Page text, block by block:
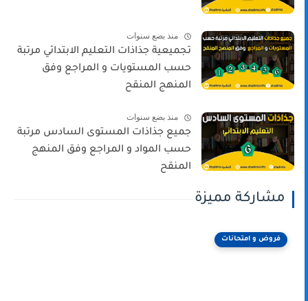
منذ بضع سنوات
تجميعية جذاذات التعليم الابتدائي مرتبة
حسب المستويات و المراجع وفق
المنهج المنقح
منذ بضع سنوات
جميع جذاذات المستوى السادس مرتبة
حسب المواد و المراجع وفق المنهج
المنقح
مشاركة مميزة
فروض و امتحانات